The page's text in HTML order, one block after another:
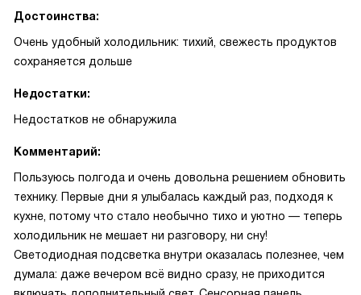
Достоинства:
Очень удобный холодильник: тихий, свежесть продуктов
сохраняется дольше
Недостатки:
Недостатков не обнаружила
Комментарий:
Пользуюсь полгода и очень довольна решением обновить
технику. Первые дни я улыбалась каждый раз, подходя к
кухне, потому что стало необычно тихо и уютно — теперь
холодильник не мешает ни разговору, ни сну!
Светодиодная подсветка внутри оказалась полезнее, чем
думала: даже вечером всё видно сразу, не приходится